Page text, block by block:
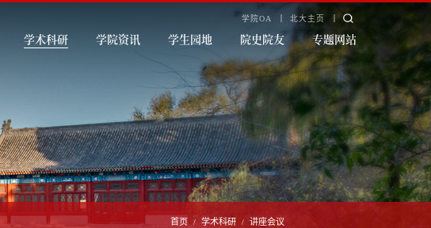
学院OA 北大主页
学术科研 学院资讯 学生园地 院史院友 专题网站
首页 / 学术科研 / 讲座会议